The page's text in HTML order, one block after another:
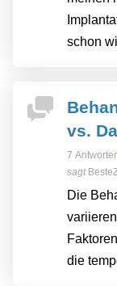
schon
vs.
7
sagt
Die
die